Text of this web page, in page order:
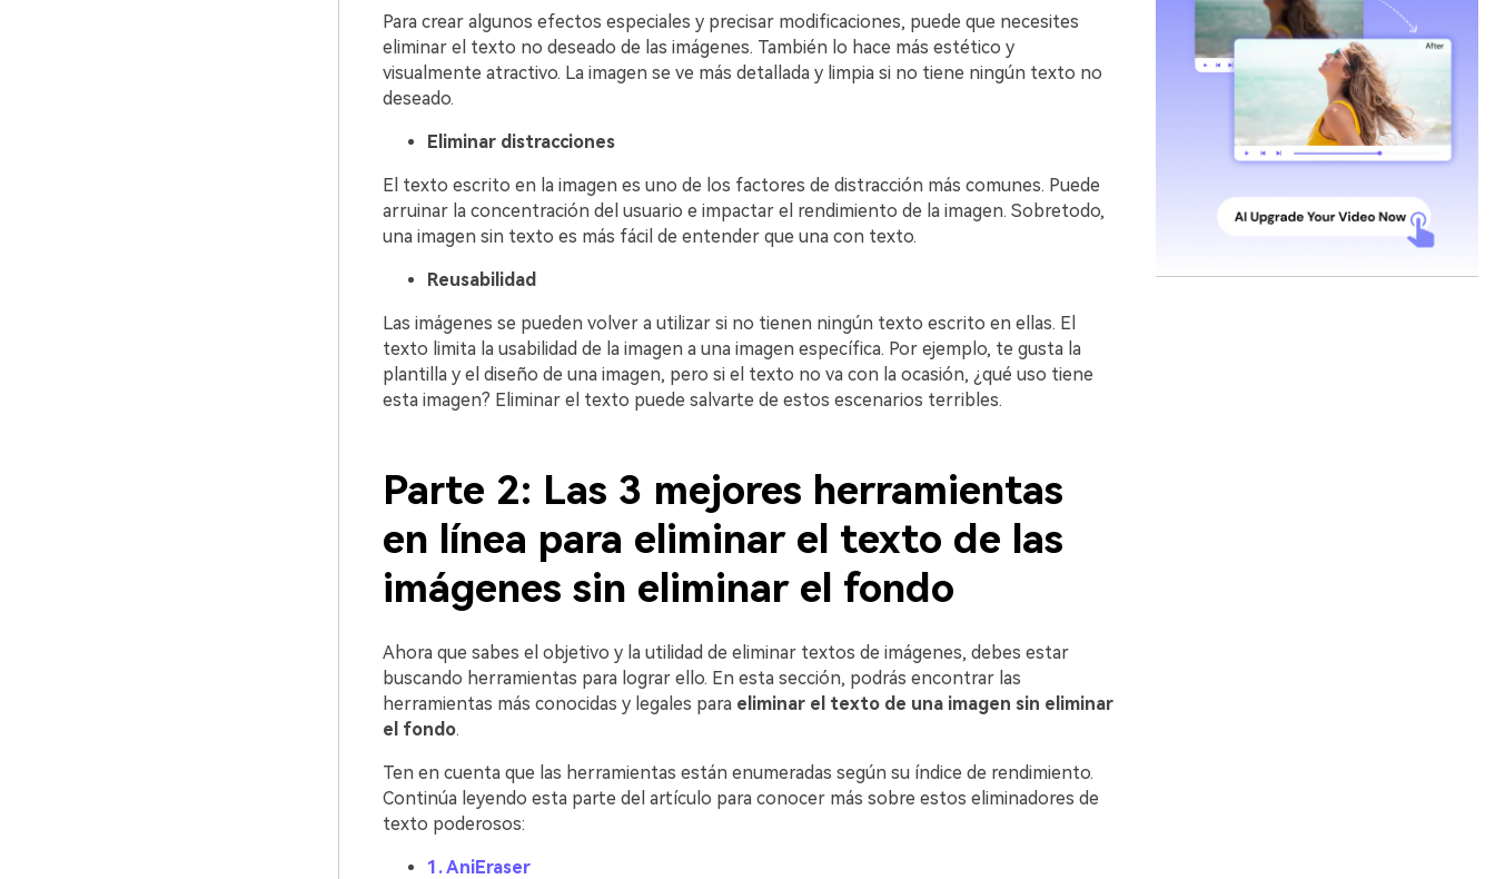
Para crear algunos efectos especiales y precisar modificaciones, puede que necesites
eliminar el texto no deseado de las imágenes. También lo hace más estético y
visualmente atractivo. La imagen se ve más detallada y limpia si no tiene ningún texto no
deseado.
Eliminar distracciones
El texto escrito en la imagen es uno de los factores de distracción más comunes. Puede
arruinar la concentración del usuario e impactar el rendimiento de la imagen. Sobretodo,
una imagen sin texto es más fácil de entender que una con texto.
Reusabilidad
Las imágenes se pueden volver a utilizar si no tienen ningún texto escrito en ellas. El
texto limita la usabilidad de la imagen a una imagen específica. Por ejemplo, te gusta la
plantilla y el diseño de una imagen, pero si el texto no va con la ocasión, ¿qué uso tiene
esta imagen? Eliminar el texto puede salvarte de estos escenarios terribles.
Parte 2: Las 3 mejores herramientas
en línea para eliminar el texto de las
imágenes sin eliminar el fondo
Ahora que sabes el objetivo y la utilidad de eliminar textos de imágenes, debes estar
buscando herramientas para lograr ello. En esta sección, podrás encontrar las
herramientas más conocidas y legales para eliminar el texto de una imagen sin eliminar
el fondo.
Ten en cuenta que las herramientas están enumeradas según su índice de rendimiento.
Continúa leyendo esta parte del artículo para conocer más sobre estos eliminadores de
texto poderosos:
1. AniEraser